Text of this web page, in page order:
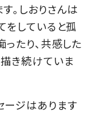
。しおりさんは
をしていると孤
たり、共感した
き続けていま
ージはあります